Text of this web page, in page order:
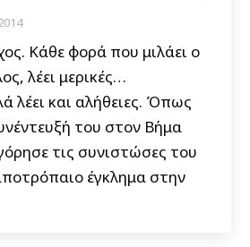
Κάθε φορά που μιλάει ο
λέει μερικές…
λέει και αλήθειες. Όπως
του στον Βήμα
τις συνιστώσες του
έγκλημα στην